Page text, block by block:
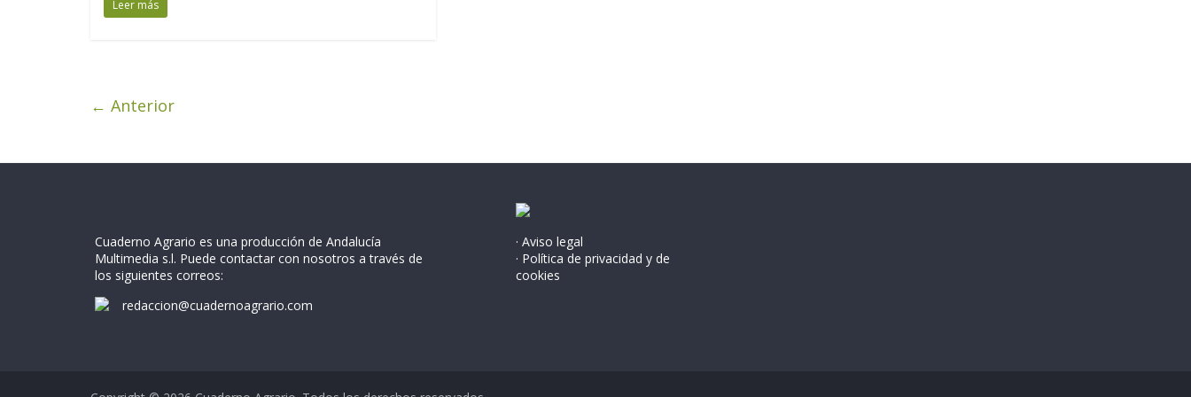
Leer más
← Anterior
Cuaderno Agrario es una producción de Andalucía
Multimedia s.l. Puede contactar con nosotros a través de
los siguientes correos:
redaccion@cuadernoagrario.com
· Aviso legal
· Política de privacidad y de
cookies